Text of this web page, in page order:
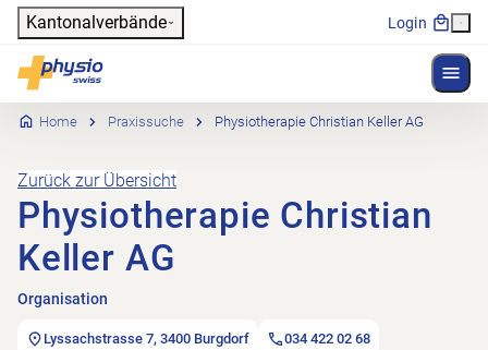
Header
Kantonalverbände Login
Physioswiss
Hauptnavigation
Home Praxissuche Physiotherapie Christian Keller AG
Zurück zur Übersicht
Physiotherapie Christian
Keller AG
Organisation
Lyssachstrasse 7, 3400 Burgdorf 034 422 02 68